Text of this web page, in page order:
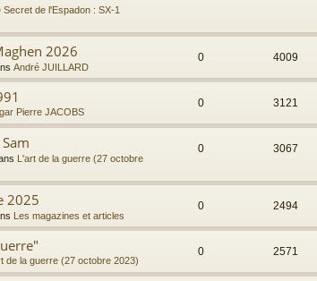
Secret de l'Espadon : SX-1
2026
André JUILLARD
0 4009
Pierre JACOBS
0 3121
L'art de la guerre (27 octobre
0 3067
2025
Les magazines et articles
0 2494
de la guerre (27 octobre 2023)
0 2571